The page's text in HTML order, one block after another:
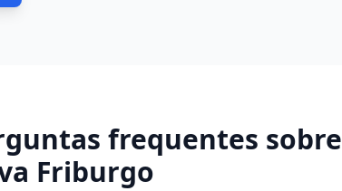
frequentes sobre
Friburgo